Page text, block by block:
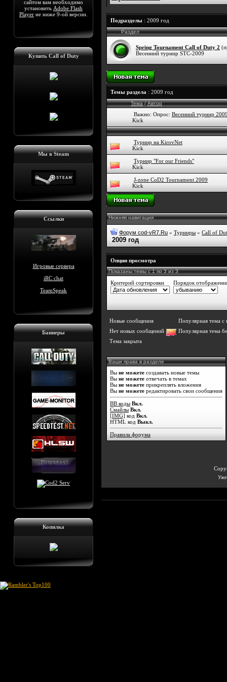
сайтом вам необходимо
установить Adobe Flash
Player не ниже 9-ой версии.
Купить Call of Duty
Мы в Steam
Ссылки
Игровые сервера
iRC chat
TeamSpeak
Баннеры
Копилка
Подразделы : 2009 год
Раздел
Spring Tournament Call of Duty 2
Весенний турнир STC-2009
Темы раздела : 2009 год
Тема/Автор
Важно: Опрос: Весенний турнир
Kick
Турнир на KirovNet
Kick
Турнир "For our Friends"
Kick
J-zone CoD2 Tournament 2009
Kick
Нижняя навигация
Форум cod-vR7.Ru » Турниры » Call of
2009 год
Опции просмотра
Показаны темы с 1 по 3 из 3
Критерий сортировки Порядок
Новые сообщения
Популярная тема
Нет новых сообщений
Популярная тема
Тема закрыта
Ваши права в разделе
Вы не можете создавать новые темы
Вы не можете отвечать в темах
Вы не можете прикреплять вложения
Вы не можете редактировать свои сообщения
BB коды Вкл.
Смайлы Вкл.
[IMG] код Вкл.
HTML код Выкл.
Правила форума
Уже